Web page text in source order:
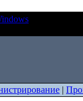
|